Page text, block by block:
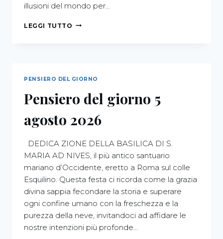
illusioni del mondo per…
LEGGI TUTTO
PENSIERO DEL GIORNO
Pensiero del giorno 5
agosto 2026
DEDICA ZIONE DELLA BASILICA DI S.
MARIA AD NIVES, il più antico santuario
mariano d’Occidente, eretto a Roma sul colle
Esquilino. Questa festa ci ricorda come la grazia
divina sappia fecondare la storia e superare
ogni confine umano con la freschezza e la
purezza della neve, invitandoci ad affidare le
nostre intenzioni più profonde…